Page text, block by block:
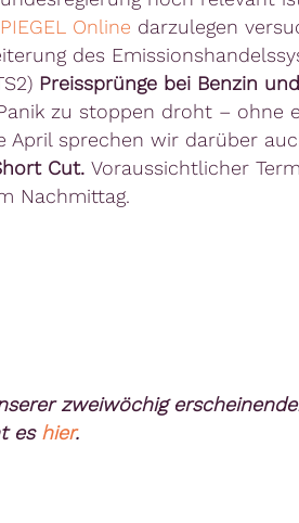
Online darzulegen
des
Preissprünge bei Benzin
zu stoppen droht – ohne
April sprechen wir darüber
Cut. Voraussichtlicher
Nachmittag.
zweiwöchig
es hier.